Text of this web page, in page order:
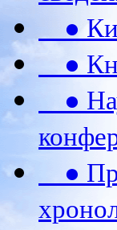
●
●
●
●